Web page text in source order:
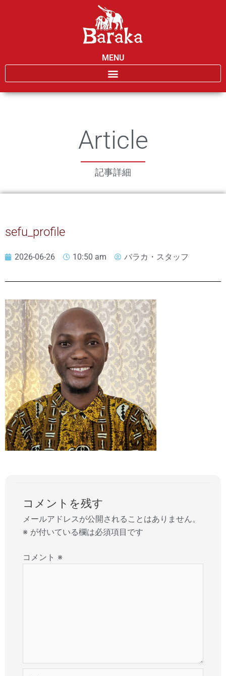
MENU
Article
記事詳細
sefu_profile
2026-06-26 10:50 am バラカ・スタッフ
コメントを残す
メールアドレスが公開されることはありません。
※ が付いている欄は必須項目です
コメント ※